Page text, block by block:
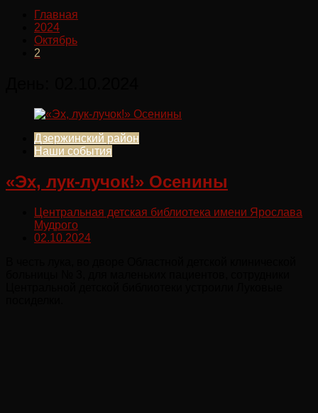
Главная
2024
Октябрь
2
Дзержинский район
Наши события
«Эх, лук-лучок!» Осенины
Центральная детская библиотека имени Ярослава
Мудрого
02.10.2024